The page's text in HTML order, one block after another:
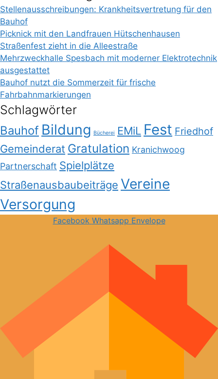
Stellenausschreibungen: Krankheitsvertretung für den
Bauhof
Picknick mit den Landfrauen Hütschenhausen
Straßenfest zieht in die Alleestraße
Mehrzweckhalle Spesbach mit moderner Elektrotechnik
ausgestattet
Bauhof nutzt die Sommerzeit für frische
Fahrbahnmarkierungen
Schlagwörter
Bauhof Bildung Bücherei EMiL Fest Friedhof
Gemeinderat Gratulation Kranichwoog
Partnerschaft Spielplätze
Straßenausbaubeiträge Vereine
Versorgung
Facebook Whatsapp Envelope